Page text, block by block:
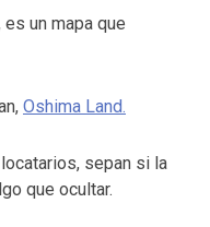
es un mapa que
Oshima Land.
sepan si la
que ocultar.